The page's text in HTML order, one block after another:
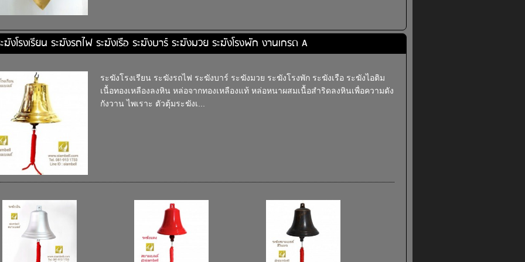
ฆังโรงเรียน ระฆังรถไฟ ระฆังเรือ ระฆังบาร์ ระฆังมวย ระฆังโรงพัก งานเกรด A
ระฆังโรงเรียน ระฆังรถไฟ ระฆังบาร์ ระฆังมวย ระฆังโรงพัก ระฆังเรือ ระฆังไอติม
เนื้อทองเหลืองลงหิน หล่อจากทองเหลืองแท้ หล่อหนาผสมเนื้อสำริดลงหินเพื่อความดัง
กังวาน ไพเราะ ตัวตุ้มระฆังเ...